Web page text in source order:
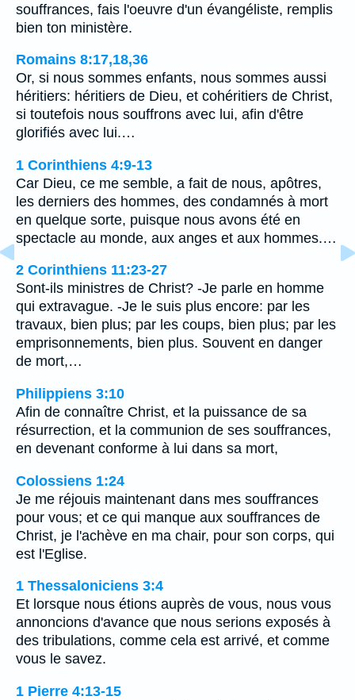
souffrances, fais l'oeuvre d'un évangéliste, remplis
bien ton ministère.
Romains 8:17,18,36
Or, si nous sommes enfants, nous sommes aussi
héritiers: héritiers de Dieu, et cohéritiers de Christ,
si toutefois nous souffrons avec lui, afin d'être
glorifiés avec lui.…
1 Corinthiens 4:9-13
Car Dieu, ce me semble, a fait de nous, apôtres,
les derniers des hommes, des condamnés à mort
en quelque sorte, puisque nous avons été en
spectacle au monde, aux anges et aux hommes.…
2 Corinthiens 11:23-27
Sont-ils ministres de Christ? -Je parle en homme
qui extravague. -Je le suis plus encore: par les
travaux, bien plus; par les coups, bien plus; par les
emprisonnements, bien plus. Souvent en danger
de mort,…
Philippiens 3:10
Afin de connaître Christ, et la puissance de sa
résurrection, et la communion de ses souffrances,
en devenant conforme à lui dans sa mort,
Colossiens 1:24
Je me réjouis maintenant dans mes souffrances
pour vous; et ce qui manque aux souffrances de
Christ, je l'achève en ma chair, pour son corps, qui
est l'Eglise.
1 Thessaloniciens 3:4
Et lorsque nous étions auprès de vous, nous vous
annoncions d'avance que nous serions exposés à
des tribulations, comme cela est arrivé, et comme
vous le savez.
1 Pierre 4:13-15